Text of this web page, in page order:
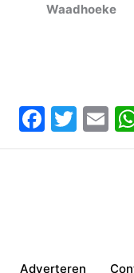
Waadhoeke
Adverteren